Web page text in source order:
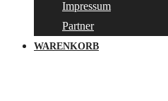
Impressum
Partner
WARENKORB